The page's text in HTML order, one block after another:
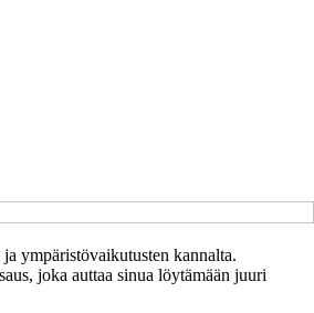
ympäristövaikutusten kannalta.
joka auttaa sinua löytämään juuri